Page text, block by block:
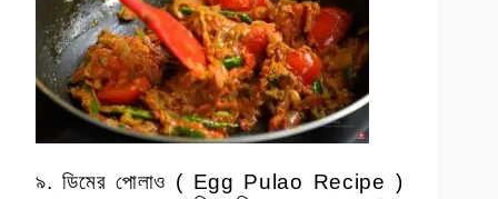
৯. ডিমের পোলাও ( Egg Pulao Recipe )